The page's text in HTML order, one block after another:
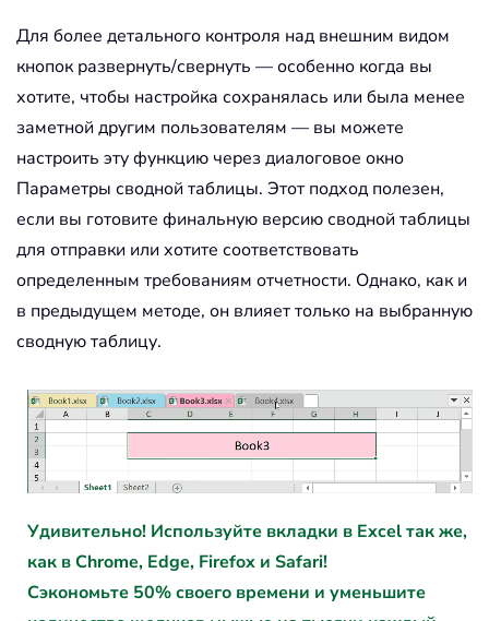
Для более детального контроля над внешним видом
кнопок развернуть/свернуть — особенно когда вы
хотите, чтобы настройка сохранялась или была менее
заметной другим пользователям — вы можете
настроить эту функцию через диалоговое окно
Параметры сводной таблицы. Этот подход полезен,
если вы готовите финальную версию сводной таблицы
для отправки или хотите соответствовать
определенным требованиям отчетности. Однако, как и
в предыдущем методе, он влияет только на выбранную
сводную таблицу.
Удивительно! Используйте вкладки в Excel так же,
как в Chrome, Edge, Firefox и Safari!
Сэкономьте 50% своего времени и уменьшите